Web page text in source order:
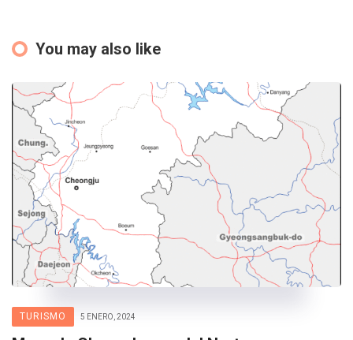
You may also like
TURISMO 5 ENERO, 2024